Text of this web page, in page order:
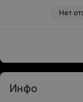
Нет
Инфо